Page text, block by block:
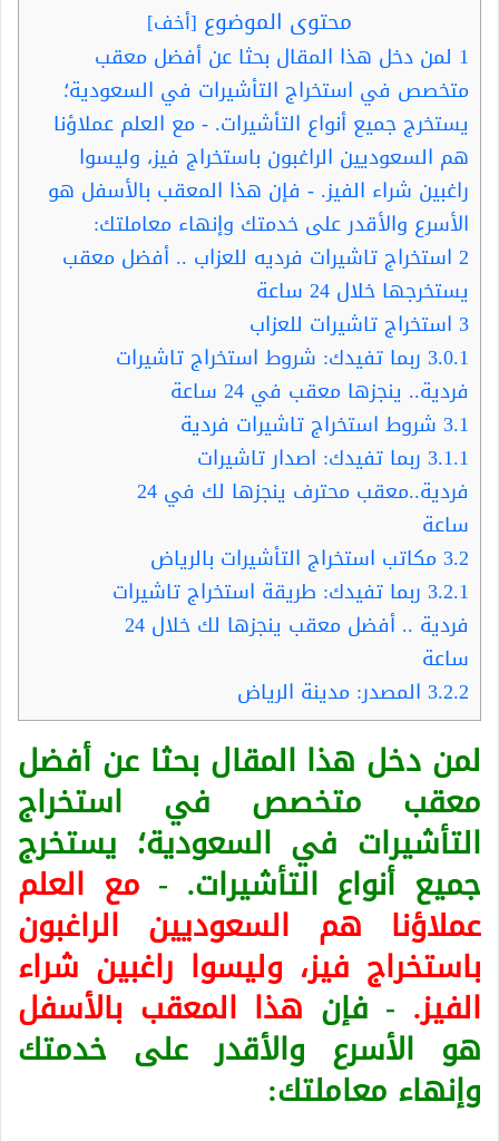
محتوى الموضوع [أخف]
1 لمن دخل هذا المقال بحثا عن أفضل معقب
متخصص في استخراج التأشيرات في السعودية؛
يستخرج جميع أنواع التأشيرات. - مع العلم عملاؤنا
هم السعوديين الراغبون باستخراج فيز، وليسوا
راغبين شراء الفيز. - فإن هذا المعقب بالأسفل هو
الأسرع والأقدر على خدمتك وإنهاء معاملتك:
2 استخراج تاشيرات فرديه للعزاب .. أفضل معقب
يستخرجها خلال 24 ساعة
3 استخراج تاشيرات للعزاب
3.0.1 ربما تفيدك: شروط استخراج تاشيرات
فردية.. ينجزها معقب في 24 ساعة
3.1 شروط استخراج تاشيرات فردية
3.1.1 ربما تفيدك: اصدار تاشيرات
فردية..معقب محترف ينجزها لك في 24
ساعة
3.2مكاتب استخراج التأشيرات بالرياض
3.2.1 ربما تفيدك: طريقة استخراج تاشيرات
فردية .. أفضل معقب ينجزها لك خلال 24
ساعة
3.2.2 المصدر: مدينة الرياض
لمن دخل هذا المقال بحثا عن أفضل
معقب متخصص في استخراج
التأشيرات في السعودية؛ يستخرج
جميع أنواع التأشيرات. - مع العلم
عملاؤنا هم السعوديين الراغبون
باستخراج فيز، وليسوا راغبين شراء
الفيز. - فإن هذا المعقب بالأسفل
هو الأسرع والأقدر على خدمتك
وإنهاء معاملتك: